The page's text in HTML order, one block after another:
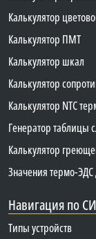
Калькулятор
Калькулятор ПМТ
Калькулятор шкал
Калькулятор
Калькулятор NTC
Генератор таблицы
Калькулятор
Значения термо-
Навигация по СИ
Типы устройств